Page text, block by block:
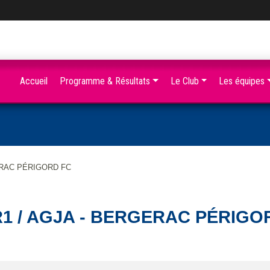
PÉRIGORD FC
/ AGJA - BERGERAC
Accueil Programme & Résultats Le Club Les équipes